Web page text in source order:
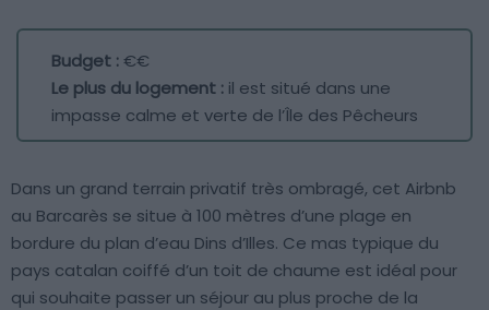
Budget :€€
Le plus du logement : il est situé dans une
impasse calme et verte de l’Île des Pêcheurs
Dans un grand terrain privatif très ombragé, cet Airbnb
au Barcarès se situe à 100 mètres d’une plage en
bordure du plan d’eau Dins d’Illes. Ce mas typique du
pays catalan coiffé d’un toit de chaume est idéal pour
qui souhaite passer un séjour au plus proche de la